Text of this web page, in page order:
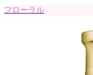
フローラル